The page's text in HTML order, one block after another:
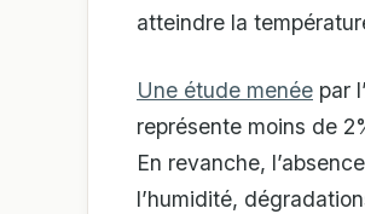
atteindre la
Une étude menée par
représente moins de
En revanche,
l’humidité,